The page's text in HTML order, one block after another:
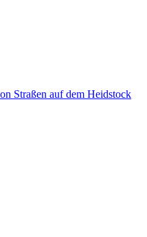
Straßen auf dem Heidstock